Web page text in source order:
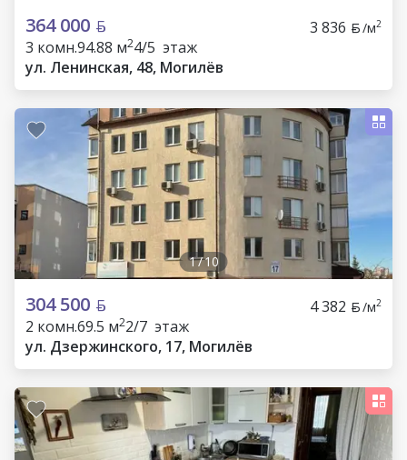
364 000 3 836 /м2
3 комн.94.88 м24/5 этаж
ул. Ленинская, 48, Могилёв
1/10
304 500 4 382 /м2
2 комн.69.5 м22/7 этаж
ул. Дзержинского, 17, Могилёв